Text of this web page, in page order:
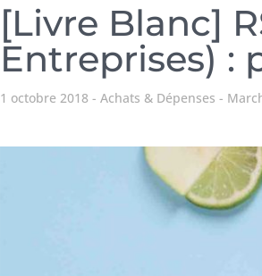
[Livre Blanc]
Entreprises) :
1 octobre 2018 Achats & Dépenses